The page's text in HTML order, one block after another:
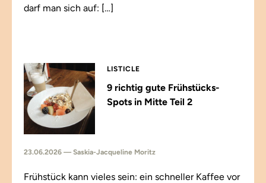
darf man sich auf: […]
LISTICLE
9 richtig gute Frühstücks-
Spots in Mitte Teil 2
23.06.2026 — Saskia-Jacqueline Moritz
Frühstück kann vieles sein: ein schneller Kaffee vor